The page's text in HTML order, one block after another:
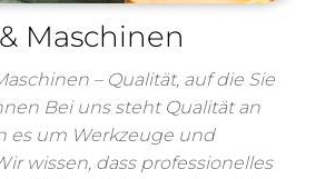
Maschinen
– Qualität, auf die Sie
Bei uns steht Qualität an
es um Werkzeuge und
wissen, dass professionelles